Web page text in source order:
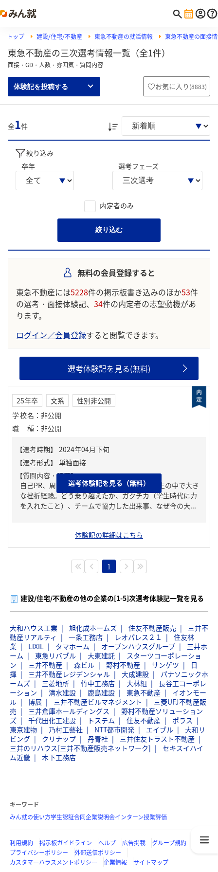
トップ 建設/住宅/不動産 東急不動産の就活情報 東急不動産の面接
東急不動産の三次選考情報一覧（全1件）
面接・GD・人数・雰囲気・質問内容
体験記を投稿する お気に入り (8883)
全1件
絞り込み
卒年
選考フェーズ
内定者のみ
絞り込む
無料の会員登録すると
東急不動産には5228件の掲示板書き込みのほか53件
の選考・面接体験記、 34件の内定者の志望動機があ
ります。
ログイン／会員登録すると閲覧できます。
選考体験記を見る(無料)
25年卒 文系
性別非公開
学校名 ： 非公開
職種 ： 非公開
【質問内容・課題】
自己PR、周りからどんな人といわれる？、人生の中で大き
な挫折経験。どう乗り越えたか、ガクチカ（学生時代に力
を入れたこと）、チームで協力した出来事、なぜ今の大...
選考体験記を見る（無料）
体験記の詳細はこちら
1
建設/住宅/不動産の他の企業の[1-5]次選考体験記一覧を見る
大和ハウス工業 旭化成ホームズ 住友不動産販売
三井不
動産リアルティ
一条工務店 レオパレス２１
住友林
業
LIXIL タマホーム オープンハウスグループ
三井ホ
ーム
東急リバブル 大東建託
スターツコーポレーショ
ン
三井不動産 森ビル 野村不動産 サンゲツ
日
揮
三井不動産レジデンシャル 大成建設
パナソニックホ
ームズ
三菱地所 竹中工務店 大林組
長谷工コーポレ
ーション
清水建設 鹿島建設 東急不動産
イオンモー
ル
博展 三井不動産ビルマネジメント
三菱UFJ不動産販
売
三井倉庫ホールディングス
野村不動産ソリューション
ズ
千代田化工建設 トステム 住友不動産
ポラス
東京建物
乃村工藝社 NTT都市開発 エイブル
大和リ
ビング
クリナップ 丹青社
三井住友トラスト不動産
三井のリハウス[三井不動産販売ネットワーク]
セキスイハイ
ム近畿
木下工務店
キーワード
みん就の使い方学生認証合同企業説明会インターン授業評価
利用規約 掲示板ガイドライン ヘルプ 広告掲載
グループ規約
プライバシーポリシー
外部送信ポリシー
カスタマーハラスメントポリシー
企業情報 サイトマップ